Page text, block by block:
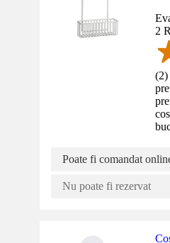
2
(2)
Poate fi comandat
Nu poate fi rezervat